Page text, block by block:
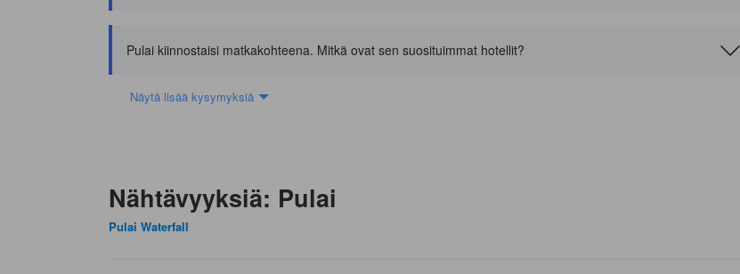
Pulai kiinnostaisi matkakohteena. Mitkä ovat sen suosituimmat hotellit?
Näytä lisää kysymyksiä
Nähtävyyksiä: Pulai
Pulai Waterfall